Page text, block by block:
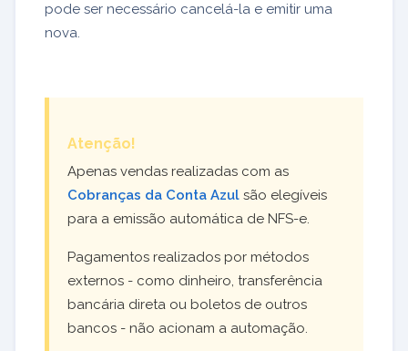
pode ser necessário cancelá-la e emitir uma
nova.
Atenção!
Apenas vendas realizadas com as
Cobranças da Conta Azul são elegíveis
para a emissão automática de NFS-e.
Pagamentos realizados por métodos
externos - como dinheiro, transferência
bancária direta ou boletos de outros
bancos - não acionam a automação.